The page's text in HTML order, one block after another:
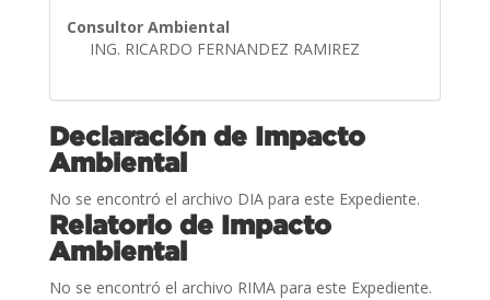
Consultor Ambiental
ING. RICARDO FERNANDEZ RAMIREZ
Declaración de Impacto
Ambiental
No se encontró el archivo DIA para este Expediente.
Relatorio de Impacto
Ambiental
No se encontró el archivo RIMA para este Expediente.